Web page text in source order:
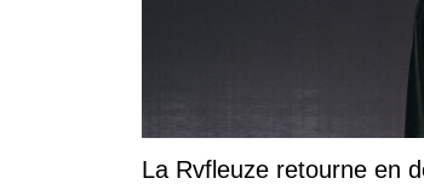
La Rvfleuze retourne en